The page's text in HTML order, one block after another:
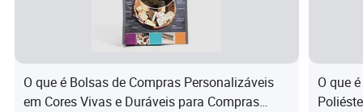
prazo. Com satisfação e confiança mútuas como nossa
fundação, estamos comprometidos em criar
colaborativamente um futuro mais brilhante e mais
O que é Bolsas de Compras Personalizáveis
em Cores Vivas e Duráveis para Compras
O que